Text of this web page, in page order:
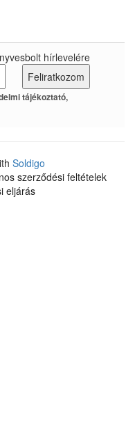
hírlevelére
tájékoztató
Soldigo
szerződési feltételek
eljárás